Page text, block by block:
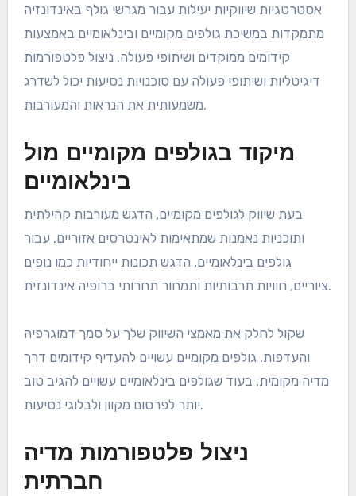
אסטרטגיות שיווקיות יעילות עבור מגרשי גולף באינדונזיה
מתמקדות במשיכת גולפים מקומיים ובינלאומיים באמצעות
קידומים ממוקדים ושיתופי פעולה. ניצול פלטפורמות
דיגיטליות ושיתופי פעולה עם סוכנויות נסיעות יכול לשדרג
משמעותית את הנראות והמעורבות.
מיקוד בגולפים מקומיים מול
בינלאומיים
בעת שיווק לגולפים מקומיים, הדגש מעורבות קהילתית
ותוכניות נאמנות שמתאימות לאינטרסים אזוריים. עבור
גולפים בינלאומיים, הדגש תכונות ייחודיות כמו נופים
ציוריים, חוויות תרבותיות ותמחור תחרותי ברופיה אינדונזית.
שקול לחלק את מאמצי השיווק שלך על סמך דמוגרפיה
והעדפות. גולפים מקומיים עשויים להעדיף קידומים דרך
מדיה מקומית, בעוד שגולפים בינלאומיים עשויים להגיב טוב
יותר לפרסום מקוון ולבלוגי נסיעות.
ניצול פלטפורמות מדיה
חברתית